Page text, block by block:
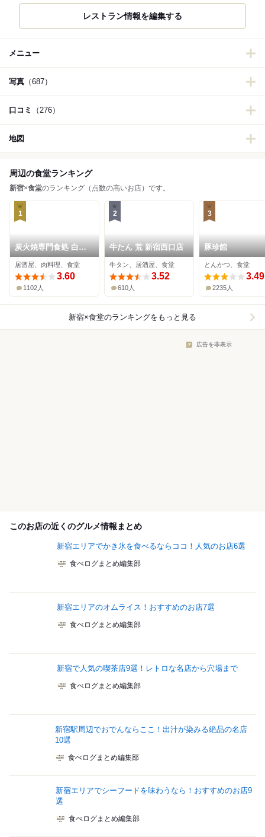
レストラン情報を編集する
メニュー
写真 （687）
口コミ （276）
地図
周辺の食堂ランキング
新宿×食堂のランキング（点数の高いお店）です。
1
炭火焼専門食処 白銀
屋
居酒屋、肉料理、食堂
3.60
1102人
2
牛たん 荒 新宿西口店
牛タン、居酒屋、食堂
3.52
610人
3
豚珍館
とんかつ、食堂
3.49
2235人
新宿×食堂のランキングをもっと見る
広告を非表示
このお店の近くのグルメ情報まとめ
新宿エリアでかき氷を食べるならココ！人気のお店6選
食べログまとめ編集部
新宿エリアのオムライス！おすすめのお店7選
食べログまとめ編集部
新宿で人気の喫茶店9選！レトロな名店から穴場まで
食べログまとめ編集部
新宿駅周辺でおでんならここ！出汁が染みる絶品の名店
10選
食べログまとめ編集部
新宿エリアでシーフードを味わうなら！おすすめのお店9
選
食べログまとめ編集部